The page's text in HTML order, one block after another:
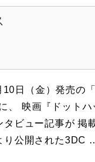
10日（金）発売の
、 映画『ドット
タビュー記事が 掲
り公開された3DC